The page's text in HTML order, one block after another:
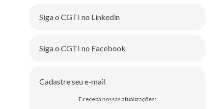
Siga o CGTI no Linkedin
Siga o CGTI no Facebook
Cadastre seu e-mail
E receba nossas atualizações: